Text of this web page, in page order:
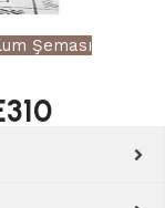
Şeması